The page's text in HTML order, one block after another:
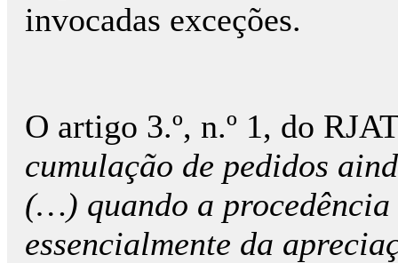
invocadas exceções.
O artigo 3.º, n.º 1, do
cumulação de pedidos
(…) quando a procedência
essencialmente da